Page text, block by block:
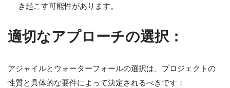
き起こす可能性があります。
適切なアプローチの選択：
アジャイルとウォーターフォールの選択は、プロジェクトの
性質と具体的な要件によって決定されるべきです：